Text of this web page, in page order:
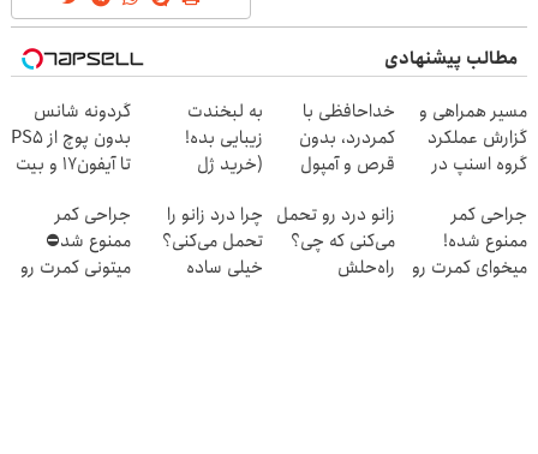
مطالب پیشنهادی
مسیر همراهی و
گزارش عملکرد
گروه اسنپ در
خداحافظی با
کمردرد، بدون
قرص و آمپول
به لبخندت
زیبایی بده!
(خرید ژل
دندان
با40%تخفیف)
گردونه شانس
بدون پوچ از PS5
تا آیفون17 و بیت
جراحی کمر
ممنوع شده!
میخوای کمرت رو
زانو درد رو تحمل
می‌کنی که چی؟
راه‌حلش
چرا درد زانو را
تحمل می‌کنی؟
خیلی ساده
جراحی کمر
ممنوع شد⛔
میتونی کمرت رو